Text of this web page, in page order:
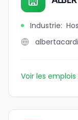
Industrie:
Voir les